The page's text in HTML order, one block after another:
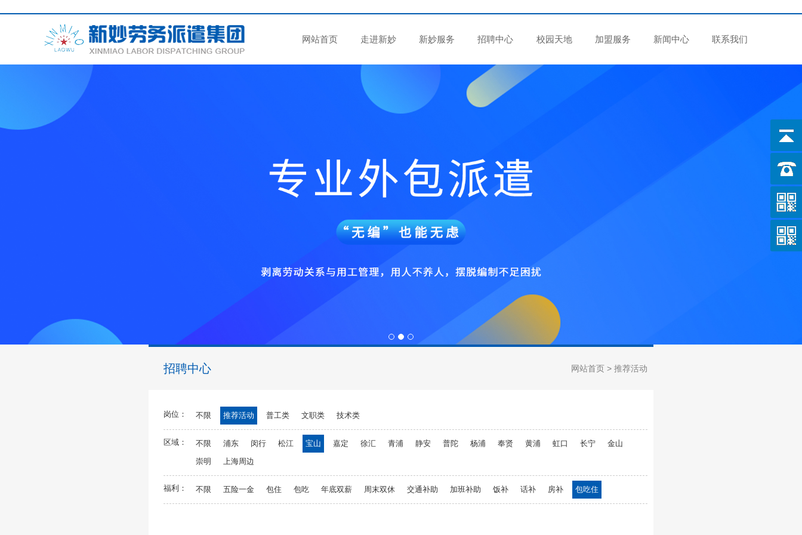
网站首页 走进新妙 新妙服务 招聘中心 校园天地 加盟服务 新闻中心 联系我们
1 2 3
招聘中心 网站首页 > 推荐活动
岗位： 不限 推荐活动 普工类 文职类 技术类
区域： 不限 浦东 闵行 松江 宝山 嘉定 徐汇 青浦 静安 普陀 杨浦 奉贤 黄浦 虹口 长宁
金山
崇明
上海周边
福利： 不限 五险一金 包住 包吃 年底双薪 周末双休 交通补助 加班补助 饭补 话补 房补 包吃住